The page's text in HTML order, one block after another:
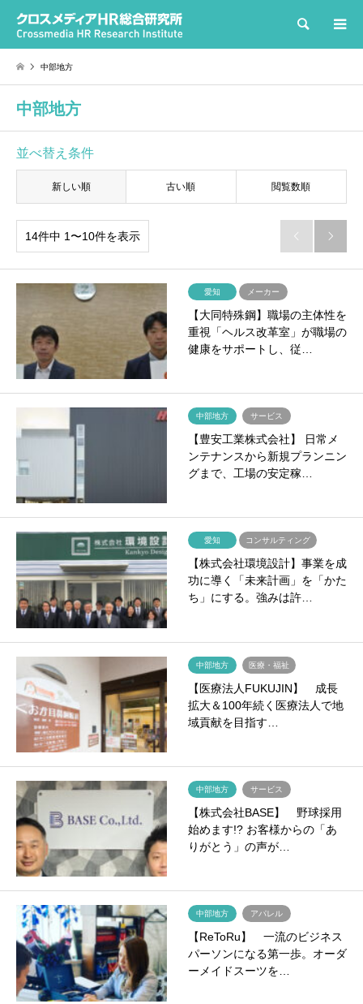
検索
中部地方
中部地方
並べ替え条件
新しい順 古い順 閲覧数順
14件中 1〜10件を表示  
愛知 メーカー
【大同特殊鋼】職場の主体性を
重視「ヘルス改革室」が職場の
健康をサポートし、従…
中部地方 サービス
【豊安工業株式会社】 日常メ
ンテナンスから新規プランニン
グまで、工場の安定稼…
愛知 コンサルティング
【株式会社環境設計】事業を成
功に導く「未来計画」を「かた
ち」にする。強みは許…
中部地方 医療・福祉
【医療法人FUKUJIN】 成長
拡大＆100年続く医療法人で地
域貢献を目指す…
中部地方 サービス
【株式会社BASE】 野球採用
始めます!? お客様からの「あ
りがとう」の声が…
中部地方 アパレル
【ReToRu】 一流のビジネス
パーソンになる第一歩。オーダ
ーメイドスーツを…